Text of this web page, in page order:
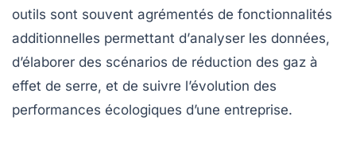
outils sont souvent agrémentés de fonctionnalités
additionnelles permettant d’analyser les données,
d’élaborer des scénarios de réduction des gaz à
effet de serre, et de suivre l’évolution des
performances écologiques d’une entreprise.